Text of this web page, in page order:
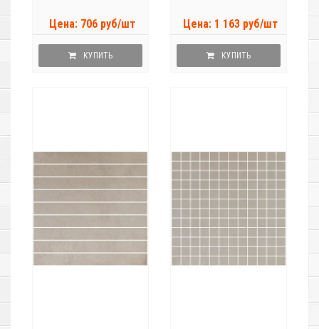
Цена: 706 руб/шт
КУПИТЬ
Цена: 1 163 руб/шт
КУПИТЬ